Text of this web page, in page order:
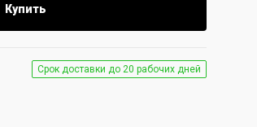
Купить
Срок доставки до 20 рабочих дней